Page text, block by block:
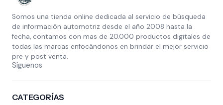
Somos una tienda online dedicada al servicio de búsqueda
de información automotriz desde el año 2008 hasta la
fecha, contamos con mas de 20.000 productos digitales de
todas las marcas enfocándonos en brindar el mejor servicio
pre y post venta.
Síguenos
CATEGORÍAS